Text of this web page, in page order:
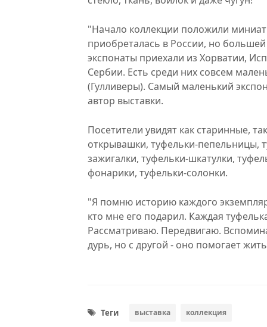
"Начало коллекции положили
приобреталась в России, но
экспонаты приехали из Хорватии,
Сербии. Есть среди них совсем
(Гулливеры). Самый маленький
автор выставки.
Посетители увидят как старинные,
открывашки, туфельки-пепельницы,
зажигалки, туфельки-шкатулки,
фонарики, туфельки-солонки.
"Я помню историю каждого
кто мне его подарил. Каждая
Рассматриваю. Передвигаю.
дурь, но с другой - оно помогает
Теги выставка коллекция